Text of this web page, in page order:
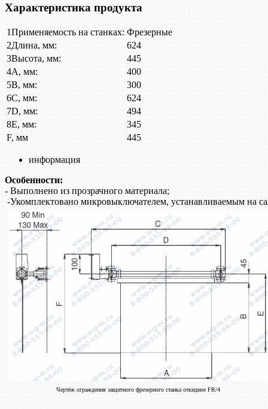
Характеристика продукта
1Применяемость на станках: Фрезерные
2Длина, мм:
624
3Высота, мм:
445
4A, мм:
400
5B, мм:
300
6C, мм:
624
7D, мм:
494
8E, мм:
345
F, мм
445
информация
Особенности:
- Выполнено из прозрачного материала;
-Укомплектовано микровыключателем, устанавливаемым на
Чертёж ограждения защитного фрезерного станка откидное FR/4